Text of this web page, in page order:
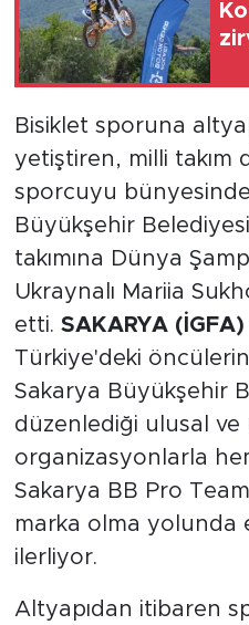
Bisiklet sporuna
yetiştiren, milli takım
sporcuyu bünyesinde
Büyükşehir
takımına Dünya
Ukraynalı Mariia
etti. SAKARYA (İGFA)
Türkiye'deki
Sakarya Büyükşehir
düzenlediği ulusal ve
organizasyonlarla
Sakarya BB Pro
marka olma yolunda
ilerliyor.
Altyapıdan itibaren